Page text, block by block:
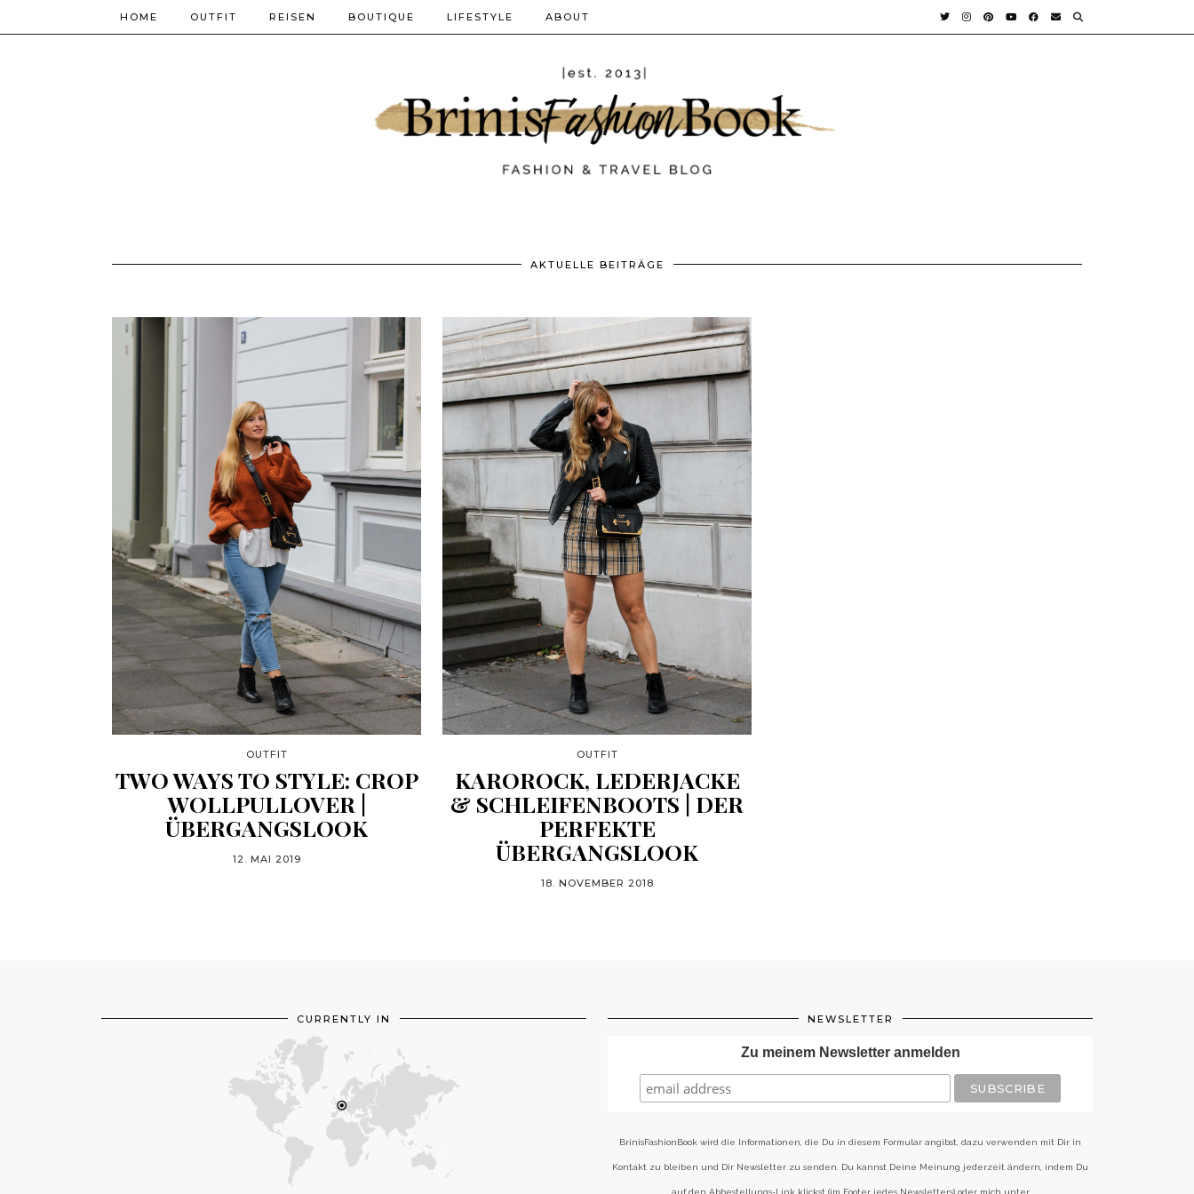
HOME OUTFIT REISEN BOUTIQUE LIFESTYLE ABOUT
AKTUELLE BEITRÄGE
OUTFIT
TWO WAYS TO STYLE: CROP
WOLLPULLOVER |
ÜBERGANGSLOOK
12. MAI 2019
OUTFIT
KAROROCK, LEDERJACKE
& SCHLEIFENBOOTS | DER
PERFEKTE
ÜBERGANGSLOOK
18. NOVEMBER 2018
CURRENTLY IN NEWSLETTER
Zu meinem Newsletter anmelden
BrinisFashionBook wird die Informationen, die Du in diesem Formular angibst, dazu verwenden mit Dir in
Kontakt zu bleiben und Dir Newsletter zu senden. Du kannst Deine Meinung jederzeit ändern, indem Du
auf den Abbestellungs-Link klickst (im Footer jedes Newsletters) oder mich unter